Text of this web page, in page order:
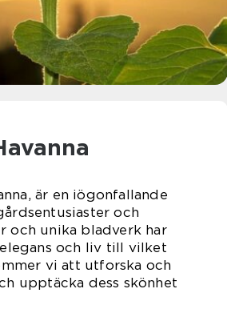
är en iögonfallande
och
och unika bladverk har
och liv till vilket
vi att utforska och
upptäcka dess skönhet